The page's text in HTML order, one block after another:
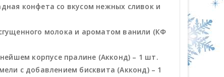
конфета со вкусом нежных сливок и
молока и ароматом ванили (КФ
корпусе пралине (Акконд) – 1 шт.
с добавлением бисквита (Акконд) – 1